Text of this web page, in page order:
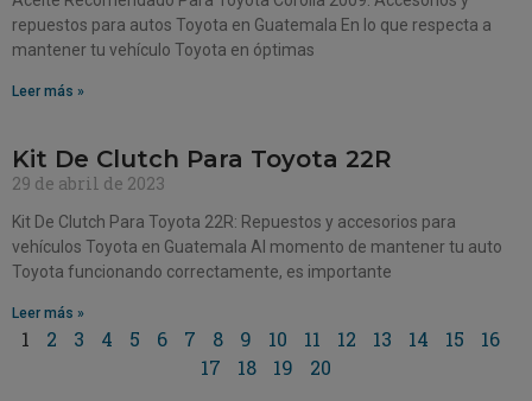
repuestos para autos Toyota en Guatemala En lo que respecta a
mantener tu vehículo Toyota en óptimas
Leer más »
Kit De Clutch Para Toyota 22R
29 de abril de 2023
Kit De Clutch Para Toyota 22R: Repuestos y accesorios para
vehículos Toyota en Guatemala Al momento de mantener tu auto
Toyota funcionando correctamente, es importante
Leer más »
1 2 3 4 5 6 7 8 9 10 11 12 13 14 15
16
17
18 19 20